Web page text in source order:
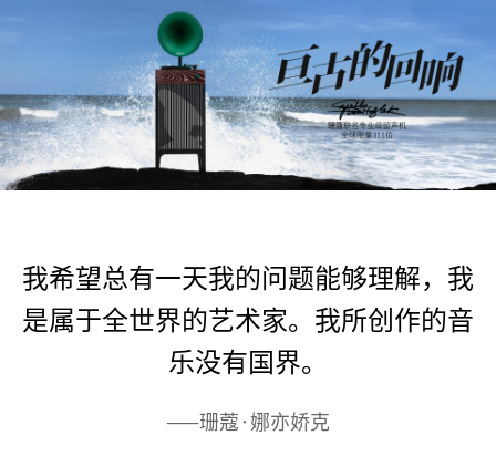
我希望总有一天我的问题能够理解，我
是属于全世界的艺术家。我所创作的音
乐没有国界。
——珊蔻·娜亦娇克